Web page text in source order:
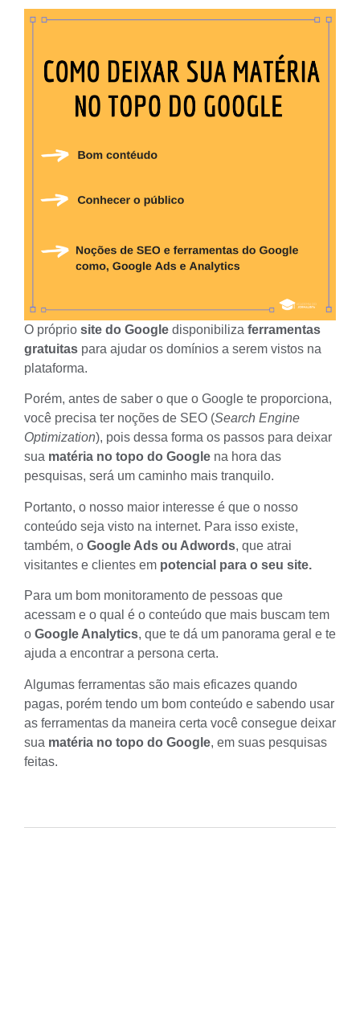
O próprio site do Google disponibiliza ferramentas
gratuitas para ajudar os domínios a serem vistos na
plataforma.
Porém, antes de saber o que o Google te proporciona,
você precisa ter noções de SEO (Search Engine
Optimization), pois dessa forma os passos para deixar
sua matéria no topo do Google na hora das
pesquisas, será um caminho mais tranquilo.
Portanto, o nosso maior interesse é que o nosso
conteúdo seja visto na internet. Para isso existe,
também, o Google Ads ou Adwords, que atrai
visitantes e clientes em potencial para o seu site.
Para um bom monitoramento de pessoas que
acessam e o qual é o conteúdo que mais buscam tem
o Google Analytics, que te dá um panorama geral e te
ajuda a encontrar a persona certa.
Algumas ferramentas são mais eficazes quando
pagas, porém tendo um bom conteúdo e sabendo usar
as ferramentas da maneira certa você consegue deixar
sua matéria no topo do Google, em suas pesquisas
feitas.